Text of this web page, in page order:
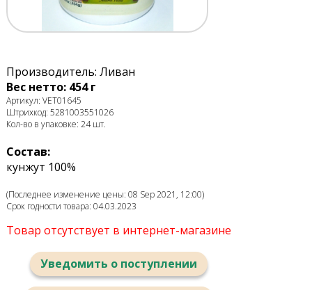
Производитель: Ливан
Вес нетто: 454 г
Артикул: VET01645
Штрихкод: 5281003551026
Кол-во в упаковке: 24 шт.
Состав:
кунжут 100%
(Последнее изменение цены: 08 Sep 2021, 12:00)
Срок годности товара: 04.03.2023
Товар отсутствует в интернет-магазине
Уведомить о поступлении